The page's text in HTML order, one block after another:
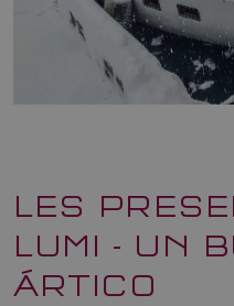
LES
LUMI - UN
ÁRTICO